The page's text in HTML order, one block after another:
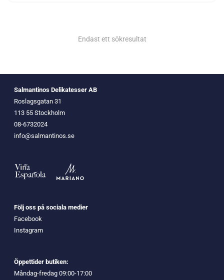
Endast ett sökresultat
Salmantinos Delikatesser AB
Roslagsgatan 31
113 55 Stockholm
08-6732024
info@salmantinos.se
Följ oss på sociala medier
Facebook
Instagram
Öppettider butiken:
Måndag-fredag 09:00-17:00